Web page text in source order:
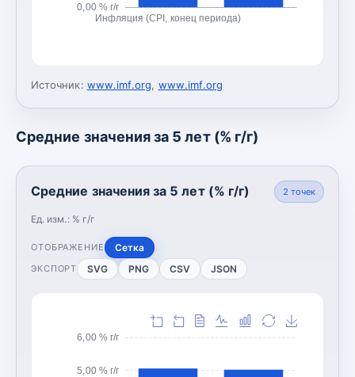
0,00 % г/г
Инфляция (CPI, конец периода)
Источник: www.imf.org, www.imf.org
Средние значения за 5 лет (% г/г)
Средние значения за 5 лет (% г/г)
Ед. изм.: % г/г
2 точек
ОТОБРАЖЕНИЕ Сетка
ЭКСПОРТ SVG PNG CSV JSON
5,00 % г/г
6,00 % г/г